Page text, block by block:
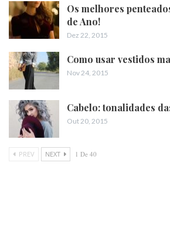
Os melhores
de Ano!
Dez 22, 2015
Como usar vestidos
Nov 24, 2015
Cabelo: tonalidades
Out 20, 2015
PREV NEXT 1 De 40